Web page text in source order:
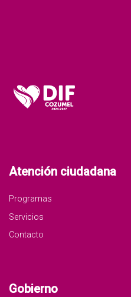
Atención ciudadana
Programas
Servicios
Contacto
Gobierno